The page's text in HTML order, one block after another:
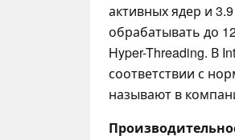
активных ядер и
обрабатывать до
Hyper-Threading. В
соответствии с
называют в